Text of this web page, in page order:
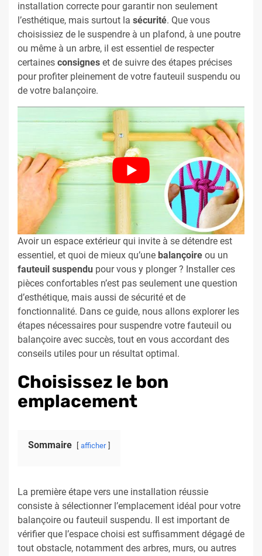
installation correcte pour garantir non seulement
l’esthétique, mais surtout la sécurité. Que vous
choisissiez de le suspendre à un plafond, à une poutre
ou même à un arbre, il est essentiel de respecter
certaines consignes et de suivre des étapes précises
pour profiter pleinement de votre fauteuil suspendu ou
de votre balançoire.
Avoir un espace extérieur qui invite à se détendre est
essentiel, et quoi de mieux qu’une balançoire ou un
fauteuil suspendu pour vous y plonger ? Installer ces
pièces confortables n’est pas seulement une question
d’esthétique, mais aussi de sécurité et de
fonctionnalité. Dans ce guide, nous allons explorer les
étapes nécessaires pour suspendre votre fauteuil ou
balançoire avec succès, tout en vous accordant des
conseils utiles pour un résultat optimal.
Choisissez le bon
emplacement
Sommaire afficher
La première étape vers une installation réussie
consiste à sélectionner l’emplacement idéal pour votre
balançoire ou fauteuil suspendu. Il est important de
vérifier que l’espace choisi est suffisamment dégagé de
tout obstacle, notamment des arbres, murs, ou autres